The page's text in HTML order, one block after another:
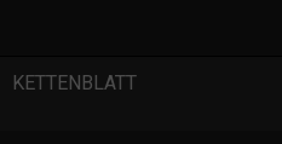
KETTENBLATT